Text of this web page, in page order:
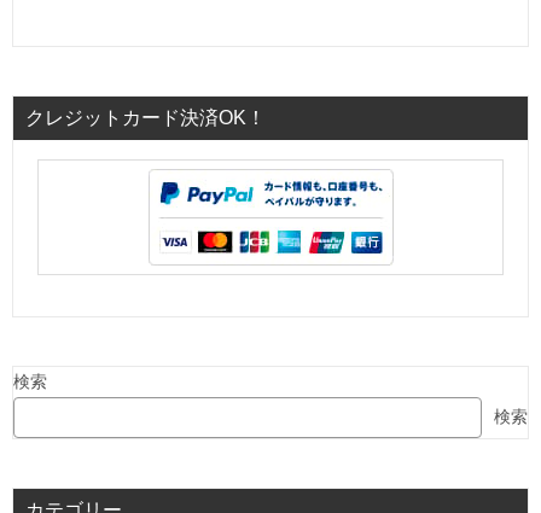
クレジットカード決済OK！
検索
検索